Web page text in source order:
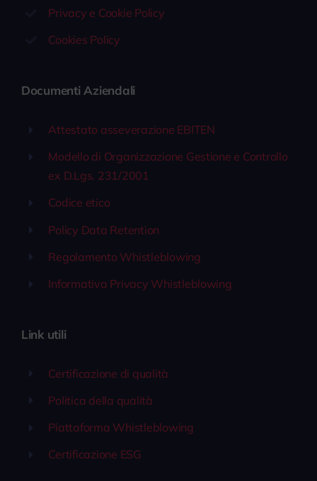
Privacy e Cookie Policy
Cookies Policy
Documenti Aziendali
Attestato asseverazione EBITEN
Modello di Organizzazione Gestione e Controllo
ex D.Lgs. 231/2001
Codice etico
Policy Data Retention
Regolamento Whistleblowing
Informativa Privacy Whistleblowing
Link utili
Certificazione di qualità
Politica della qualità
Piattaforma Whistleblowing
Certificazione ESG